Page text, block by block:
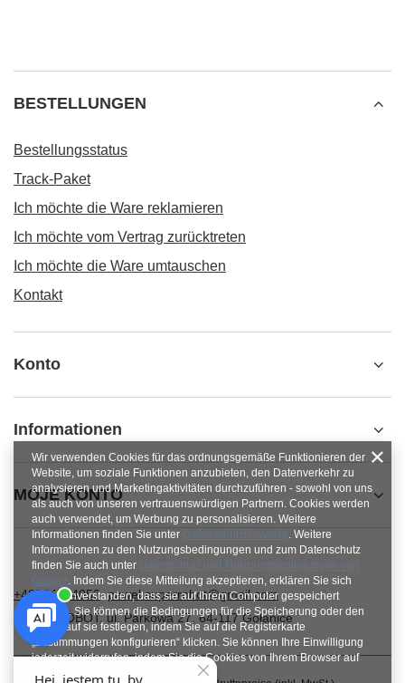
BESTELLUNGEN
Bestellungsstatus
Track-Paket
Ich möchte die Ware reklamieren
Ich möchte vom Vertrag zurücktreten
Ich möchte die Ware umtauschen
Kontakt
Konto
Informationen
MOJE KONTO
+48784454053 pawel.superrobot@gmail.com
SUPERROBOT,ul. Parkowa 27,64-117Gołanice
Wir verwenden Cookies für das ordnungsgemäße Funktionieren der
Website, um soziale Funktionen anzubieten, den Datenverkehr zu
analysieren und Marketingaktivitäten durchzuführen - sowohl von uns
als auch von unseren vertrauenswürdigen Partnern. Cookies werden
auch verwendet, um Werbung zu personalisieren. Weitere
Informationen finden Sie unter Datenschutzhinweise. Weitere
Informationen zu den Nutzungsbedingungen und zum Datenschutz
finden Sie auch unter Datenschutz und Nutzungsbedingungen von
Google. Indem Sie diese Mitteilung akzeptieren, erklären Sie sich
damit einverstanden, dass sie auf Ihrem Computer gespeichert
werden. Sie können die Bedingungen für die Speicherung oder den
Zugriff auf sie festlegen, indem Sie auf die Registerkarte
„Zustimmungen konfigurieren“ klicken. Sie können Ihre Einwilligung
jederzeit widerrufen, indem Sie die Cookies von Ihrem Browser auf
dem jeweiligen Endgerät löschen.